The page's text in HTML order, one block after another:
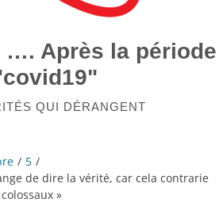
…. Après la période
QUI DÉRANGENT
5
de dire la vérité, car cela contrarie
»